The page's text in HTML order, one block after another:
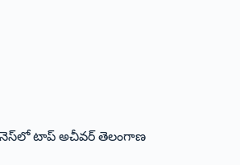
టాప్‌ అచీవర్‌ తెలంగాణ